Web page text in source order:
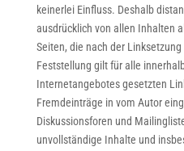
keinerlei Einfluss. Deshalb
ausdrücklich von allen Inhalten
Seiten, die nach der
Feststellung gilt für alle
Internetangebotes gesetzten
Fremdeinträge in vom Autor
Diskussionsforen und
unvollständige Inhalte und